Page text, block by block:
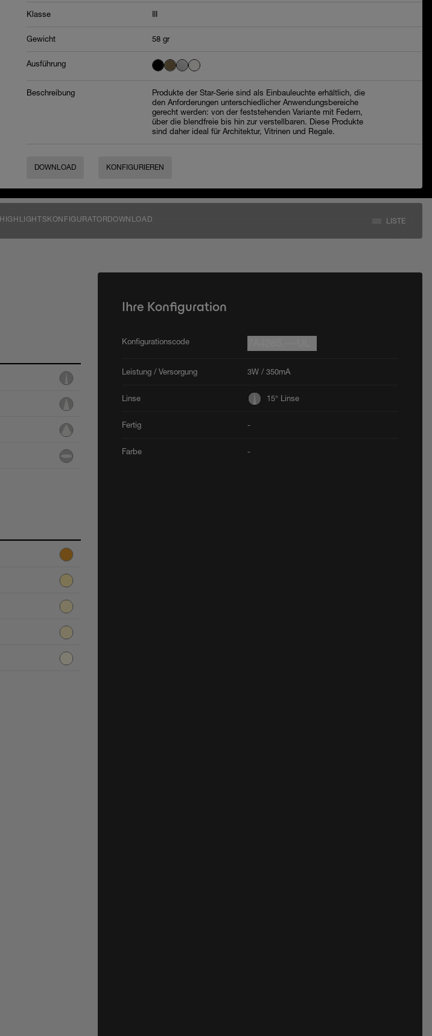
Klasse
Gewicht 58 gr
Ausführung
Beschreibung
Produkte der Star-Serie sind als Einbauleuchte erhältlich, die
den Anforderungen unterschiedlicher Anwendungsbereiche
gerecht werden: von der feststehenden Variante mit Federn,
über die blendfreie bis hin zur verstellbaren. Diese Produkte
sind daher ideal für Architektur, Vitrinen und Regale.
DOWNLOAD KONFIGURIEREN
HIGHLIGHTS KONFIGURATORDOWNLOAD LISTE
Ihre Konfiguration
Konfigurationscode
Leistung / Versorgung 3W / 350mA
Linse 15° Linse
Fertig -
Farbe -